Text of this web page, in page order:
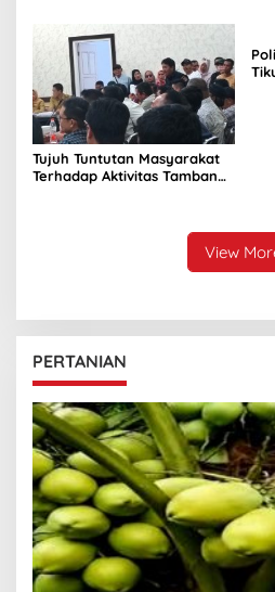
Tujuh Tuntutan Masyarakat
Terhadap Aktivitas Tambang
View
PERTANIAN